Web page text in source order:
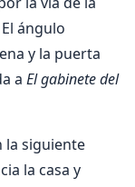
ángulo
y la puerta
a El gabinete del
la siguiente
la casa y